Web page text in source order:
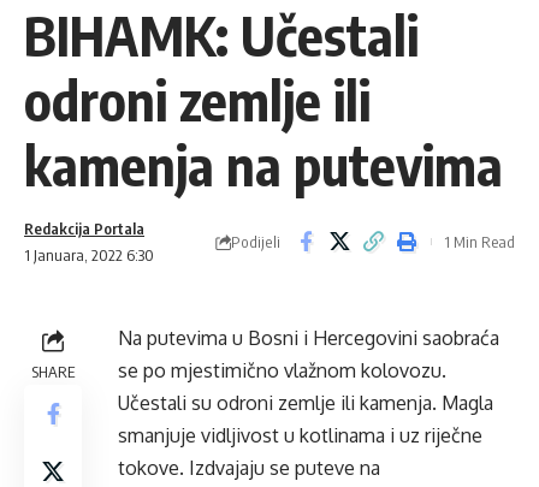
BIHAMK: Učestali
odroni zemlje ili
kamenja na putevima
1 Januara, 2022 6:30
Redakcija Portala
Podijeli 1 Min Read
SHARE
Na putevima u Bosni i Hercegovini saobraća
se po mjestimično vlažnom kolovozu.
Učestali su odroni zemlje ili kamenja. Magla
smanjuje vidljivost u kotlinama i uz riječne
tokove. Izdvajaju se puteve na